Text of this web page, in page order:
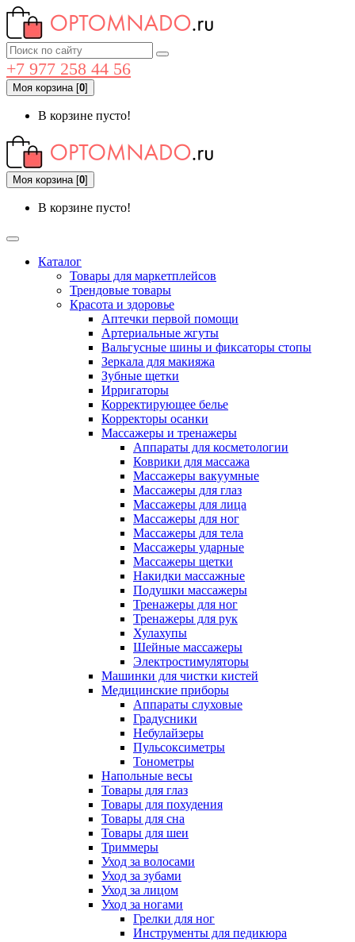
+7 977 258 44 56
Моя корзина[0]
В корзине пусто!
Моя корзина[0]
В корзине пусто!
Каталог
Товары для маркетплейсов
Трендовые товары
Красота и здоровье
Аптечки первой помощи
Артериальные жгуты
Вальгусные шины и фиксаторы стопы
Зеркала для макияжа
Зубные щетки
Ирригаторы
Корректирующее белье
Корректоры осанки
Массажеры и тренажеры
Аппараты для косметологии
Коврики для массажа
Массажеры вакуумные
Массажеры для глаз
Массажеры для лица
Массажеры для ног
Массажеры для тела
Массажеры ударные
Массажеры щетки
Накидки массажные
Подушки массажеры
Тренажеры для ног
Тренажеры для рук
Хулахупы
Шейные массажеры
Электростимуляторы
Машинки для чистки кистей
Медицинские приборы
Аппараты слуховые
Градусники
Небулайзеры
Пульсоксиметры
Тонометры
Напольные весы
Товары для глаз
Товары для похудения
Товары для сна
Товары для шеи
Триммеры
Уход за волосами
Уход за зубами
Уход за лицом
Уход за ногами
Грелки для ног
Инструменты для педикюра